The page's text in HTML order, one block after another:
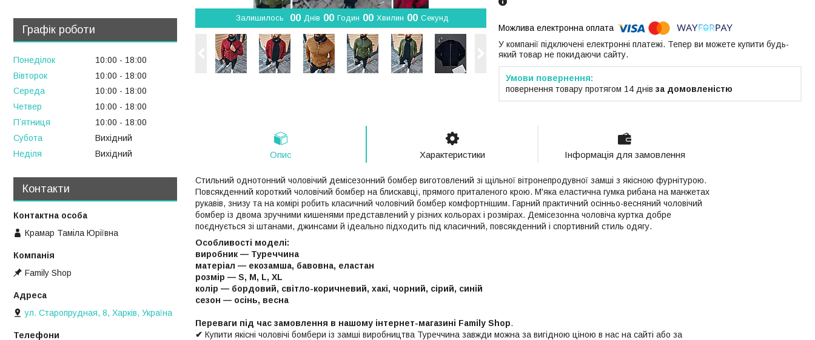
Залишилось 00 Днів 00 Годин 00 Хвилин 00 Секунд
У компанії підключені електронні платежі. Тепер ви можете купити будь-
який товар не покидаючи сайту.
повернення товару протягом 14 днів за домовленістю
Опис Характеристики Інформація для замовлення
Стильний однотонний чоловічий демісезонний бомбер виготовлений зі щільної вітронепродувної замші з якісною фурнітурою.
Повсякденний короткий чоловічий бомбер на блискавці, прямого приталеного крою. М'яка еластична гумка рибана на манжетах
рукавів, знизу та на комірі робить класичний чоловічий бомбер комфортнішим. Гарний практичний осінньо-весняний чоловічий
бомбер із двома зручними кишенями представлений у різних кольорах і розмірах. Демісезонна чоловіча куртка добре
поєднується зі штанами, джинсами й ідеально підходить під класичний, повсякденний і спортивний стиль одягу. ​​
Особливості моделі:
виробник — Туреччина
матеріал — екозамша, бавовна, еластан
розмір — S, M, L, XL
колір — бордовий, світло-коричневий, хакі, чорний, сірий, синій
сезон — осінь, весна
Переваги під час замовлення в нашому інтернет-магазині Family Shop.
✔ Купити якісні чоловічі бомбери із замші виробництва Туреччина завжди можна за вигідною ціною в нас на сайті або за
Графік роботи
Понеділок 10:00
18:00
Вівторок
10:00
18:00
Середа
10:00
18:00
Четвер
10:00
18:00
Пʼятниця
10:00
18:00
Субота
Вихідний
Неділя
Вихідний
Контакти
Крамар Таміла Юріївна
Family Shop
ул. Старопрудная, 8, Харків, Україна